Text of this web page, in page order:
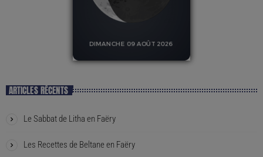
ARTICLES RÉCENTS
Le Sabbat de Litha en Faëry
Les Recettes de Beltane en Faëry